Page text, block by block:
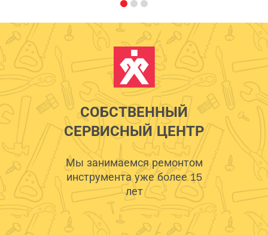
СОБСТВЕННЫЙ
СЕРВИСНЫЙ ЦЕНТР
Мы занимаемся ремонтом
инструмента уже более 15
лет